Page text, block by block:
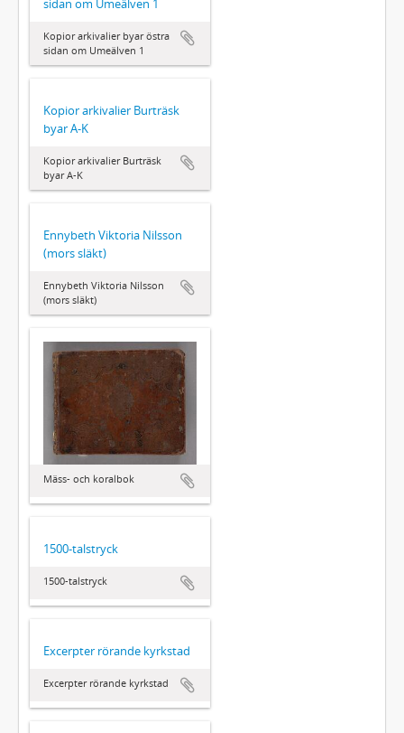
sidan om Umeälven 1
Kopior arkivalier byar östra
sidan om Umeälven 1
Kopior arkivalier Burträsk
byar A-K
Kopior arkivalier Burträsk
byar A-K
Ennybeth Viktoria Nilsson
(mors släkt)
Ennybeth Viktoria Nilsson
(mors släkt)
Mäss- och koralbok
1500-talstryck
1500-talstryck
Excerpter rörande kyrkstad
Excerpter rörande kyrkstad